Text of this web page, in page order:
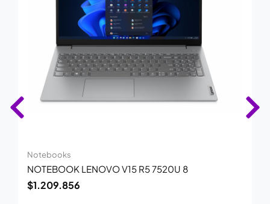
Notebooks
NOTEBOOK LENOVO V15 R5 7520U 8
$1.209.856